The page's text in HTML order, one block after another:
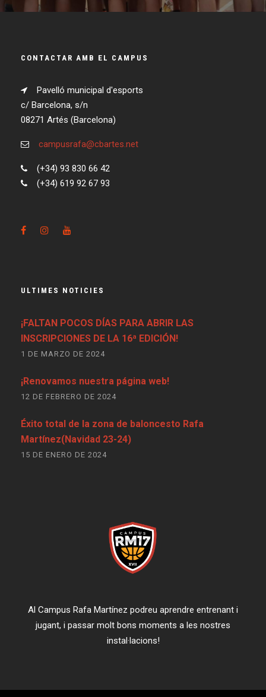
CONTACTAR AMB EL CAMPUS
Pavelló municipal d'esports
c/ Barcelona, s/n
08271 Artés (Barcelona)
campusrafa@cbartes.net
(+34) 93 830 66 42
(+34) 619 92 67 93
ULTIMES NOTICIES
¡FALTAN POCOS DÍAS PARA ABRIR LAS
INSCRIPCIONES DE LA 16ª EDICIÓN!
1 DE MARZO DE 2024
¡Renovamos nuestra página web!
12 DE FEBRERO DE 2024
Éxito total de la zona de baloncesto Rafa
Martínez(Navidad 23-24)
15 DE ENERO DE 2024
Al Campus Rafa Martínez podreu aprendre entrenant i
jugant, i passar molt bons moments a les nostres
instal·lacions!